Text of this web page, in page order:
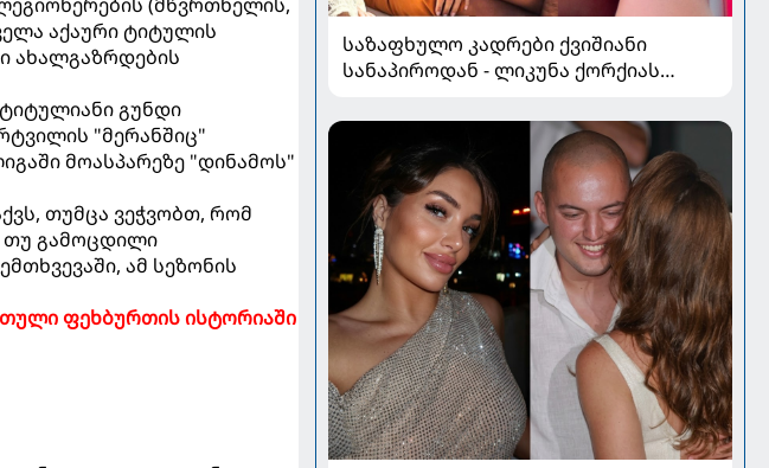
აქაური ტიტულის
ახალგაზრდების
გუნდი
"მერანშიც"
მოასპარეზე "დინამოს"
თუმცა ვეჭვობთ, რომ
თუ გამოცდილი
ამ სეზონის
ფეხბურთის ისტორიაში
საზაფხულო კადრები ქვიშიანი
სანაპიროდან - ლიკუნა ქორქიას